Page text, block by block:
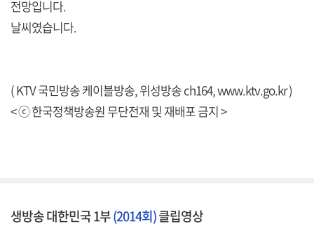
전망입니다.
날씨였습니다.
( KTV 국민방송 케이블방송, 위성방송 ch164,www.ktv.go.kr)
< ⓒ 한국정책방송원 무단전재 및 재배포 금지 >
생방송 대한민국 1부(2014회)클립영상